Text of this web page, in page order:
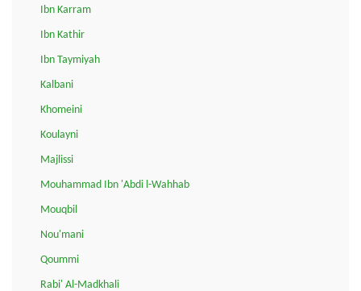
Ibn Karram
Ibn Kathir
Ibn Taymiyah
Kalbani
Khomeini
Koulayni
Majlissi
Mouhammad Ibn 'Abdi l-Wahhab
Mouqbil
Nou'mani
Qoummi
Rabi' Al-Madkhali